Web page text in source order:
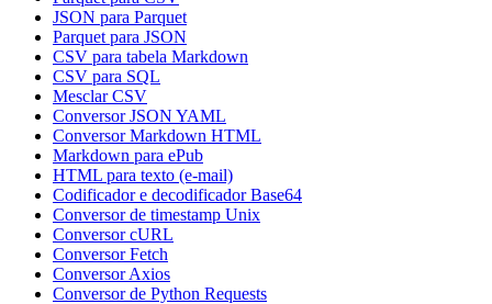
JSON para Parquet
Parquet para JSON
CSV para tabela Markdown
CSV para SQL
Mesclar CSV
Conversor JSON YAML
Conversor Markdown HTML
Markdown para ePub
HTML para texto (e-mail)
Codificador e decodificador Base64
Conversor de timestamp Unix
Conversor cURL
Conversor Fetch
Conversor Axios
Conversor de Python Requests